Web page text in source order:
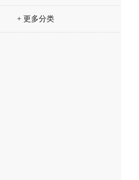
+ 更多分类